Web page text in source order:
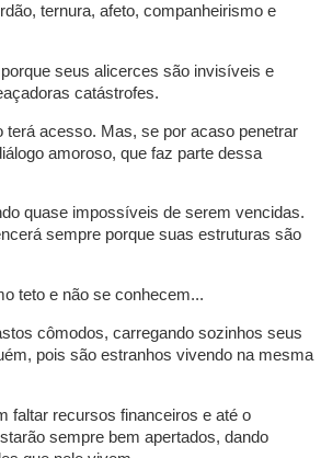
ternura, afeto, companheirismo e
seus alicerces são invisíveis e
catástrofes.
terá acesso. Mas, se por acaso penetrar
amoroso, que faz parte dessa
quase impossíveis de serem vencidas.
sempre porque suas estruturas são
teto e não se conhecem...
cômodos, carregando sozinhos seus
pois são estranhos vivendo na mesma
faltar recursos financeiros e até o
sempre bem apertados, dando